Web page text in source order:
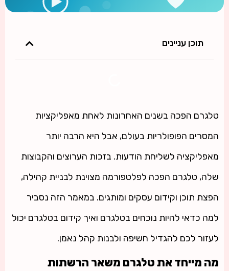
תוכן עניינים
טלגרם הפכה בשנים האחרונות לאחת מאפליקציות
המסרים הפופולריות בעולם, אבל היא הרבה יותר
מאפליקציה לשליחת הודעות. בזכות הערוצים והקבוצות
שלה, טלגרם הפכה לפלטפורמה מצוינת לבניית קהילה,
הפצת תוכן וקידום עסקים ומותגים. במאמר הזה נסביר
למה כדאי להיות נוכחים בטלגרם ואיך קידום בטלגרם יכול
לעזור לכם להגדיל חשיפה ולבנות קהל נאמן.
מה מייחד את טלגרם משאר הרשתות